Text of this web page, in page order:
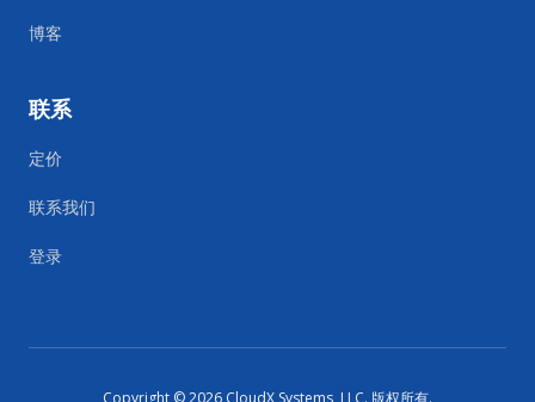
博客
联系
定价
联系我们
登录
Copyright ©2026 CloudX Systems, LLC. 版权所有.